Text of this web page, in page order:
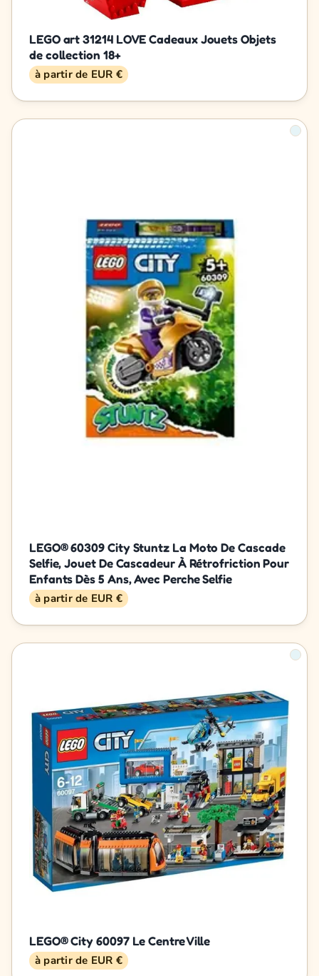
LEGO art 31214 LOVE Cadeaux Jouets Objets
de collection 18+
à partir de EUR €
LEGO® 60309 City Stuntz La Moto De Cascade
Selfie, Jouet De Cascadeur À Rétrofriction Pour
Enfants Dès 5 Ans, Avec Perche Selfie
à partir de EUR €
LEGO® City 60097 Le Centre Ville
à partir de EUR €